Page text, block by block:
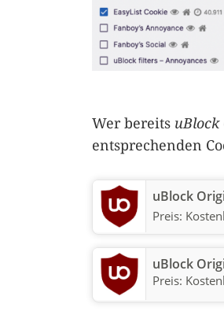
Wer bereits
entsprechenden
uBlock
Preis:
uBlock
Preis: